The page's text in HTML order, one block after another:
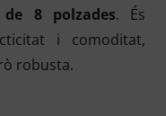
8 polzades. És
i comoditat,
robusta.